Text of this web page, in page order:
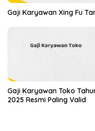
Gaji Karyawan Xing Fu
Gaji Karyawan Toko
2025 Resmi Paling Valid